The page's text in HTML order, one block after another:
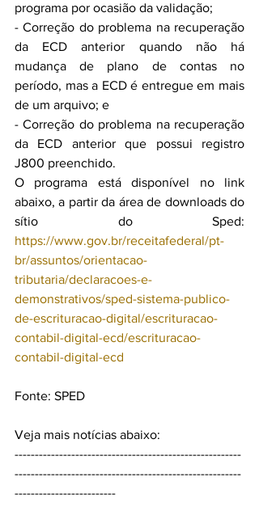
programa por ocasião da validação;
- Correção do problema na recuperação
da ECD anterior quando não há
mudança de plano de contas no
período, mas a ECD é entregue em mais
de um arquivo; e
- Correção do problema na recuperação
da ECD anterior que possui registro
J800 preenchido.
O programa está disponível no link
abaixo, a partir da área de downloads do
https://www.gov.br/receitafederal/pt-
br/assuntos/orientacao-
tributaria/declaracoes-e-
demonstrativos/sped-sistema-publico-
de-escrituracao-digital/escrituracao-
contabil-digital-ecd/escrituracao-
contabil-digital-ecd
Fonte: SPED
Veja mais notícias abaixo:
--------------------------------------------------------
--------------------------------------------------------
-------------------------